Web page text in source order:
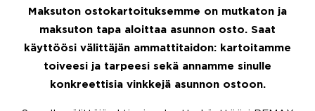
Maksuton ostokartoituksemme on mutkaton ja
maksuton tapa aloittaa asunnon osto. Saat
käyttöösi välittäjän ammattitaidon: kartoitamme
toiveesi ja tarpeesi sekä annamme sinulle
konkreettisia vinkkejä asunnon ostoon.